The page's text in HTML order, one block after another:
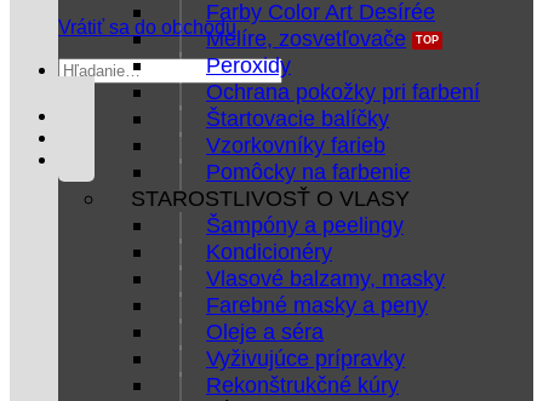
Vrátiť sa do obchodu
Hľadať:
Farby Color Art Desírée
Melíre, zosvetľovače
Peroxidy
Ochrana pokožky pri farbení
Štartovacie balíčky
Vzorkovníky farieb
Pomôcky na farbenie
STAROSTLIVOSŤ O VLASY
Šampóny a peelingy
Kondicionéry
Vlasové balzamy, masky
Farebné masky a peny
Oleje a séra
Vyživujúce prípravky
Rekonštrukčné kúry